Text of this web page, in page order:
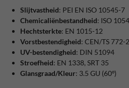
Slijtvastheid: PEI EN ISO 10545-7
Chemicaliënbestandheid: ISO
Hechtsterkte: EN 1015-12
Vorstbestendigheid: CEN/TS 772-
UV-bestendigheid: DIN 51094
Stroefheid: EN 1338, SRT 35
Glansgraad/Kleur: 3.5 GU (60º)